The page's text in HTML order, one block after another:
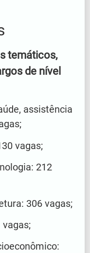
temáticos,
de nível
assistência
vagas;
212
306 vagas;